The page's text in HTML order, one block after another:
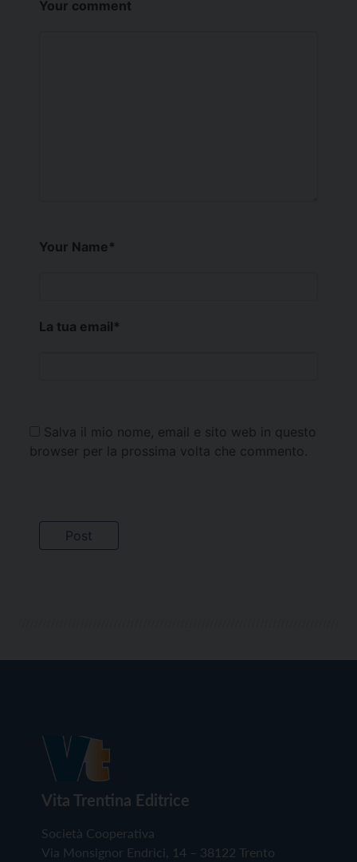
Your comment
Your Name*
La tua email*
Salva il mio nome, email e sito web in questo
browser per la prossima volta che commento.
Vita Trentina Editrice
Società Cooperativa
Via Monsignor Endrici, 14 – 38122 Trento